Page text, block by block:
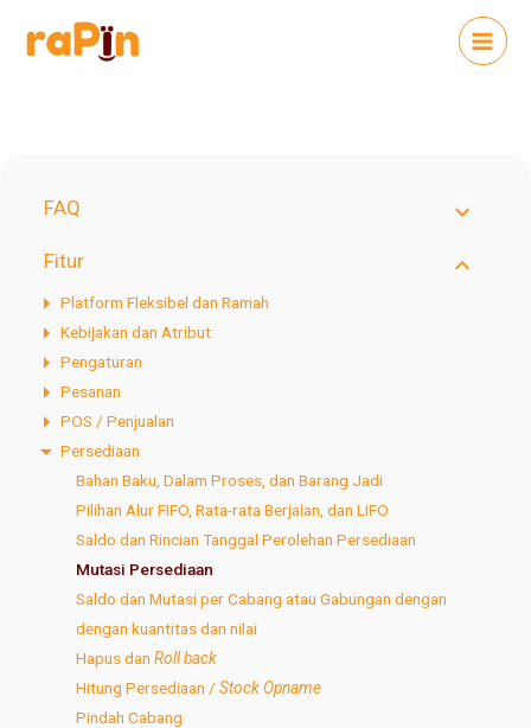
FAQ
Fitur
Platform Fleksibel dan Ramah
Kebijakan dan Atribut
Pengaturan
Pesanan
POS / Penjualan
Persediaan
Bahan Baku, Dalam Proses, dan Barang Jadi
Pilihan Alur FIFO, Rata-rata Berjalan, dan LIFO
Saldo dan Rincian Tanggal Perolehan Persediaan
Mutasi Persediaan
Saldo dan Mutasi per Cabang atau Gabungan dengan
dengan kuantitas dan nilai
Hapus danRoll back
Hitung Persediaan /Stock Opname
Pindah Cabang